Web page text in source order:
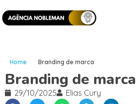
Home Branding de marca
Branding de marca
29/10/2025 Elias Cury